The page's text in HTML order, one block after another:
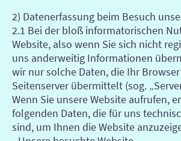
2) Datenerfassung beim Besuch
2.1 Bei der bloß informatorischen
Website, also wenn Sie sich nicht
uns anderweitig Informationen
wir nur solche Daten, die Ihr
Seitenserver übermittelt (sog.
Wenn Sie unsere Website aufrufen,
folgenden Daten, die für uns
sind, um Ihnen die Website